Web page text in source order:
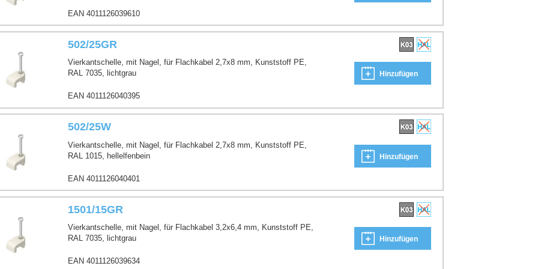
EAN 4011126039610
502/25GR
Vierkantschelle, mit Nagel, für Flachkabel 2,7x8 mm, Kunststoff PE,
RAL 7035, lichtgrau
Hinzufügen
EAN 4011126040395
502/25W
Vierkantschelle, mit Nagel, für Flachkabel 2,7x8 mm, Kunststoff PE,
RAL 1015, hellelfenbein
Hinzufügen
EAN 4011126040401
1501/15GR
Vierkantschelle, mit Nagel, für Flachkabel 3,2x6,4 mm, Kunststoff PE,
RAL 7035, lichtgrau
Hinzufügen
EAN 4011126039634